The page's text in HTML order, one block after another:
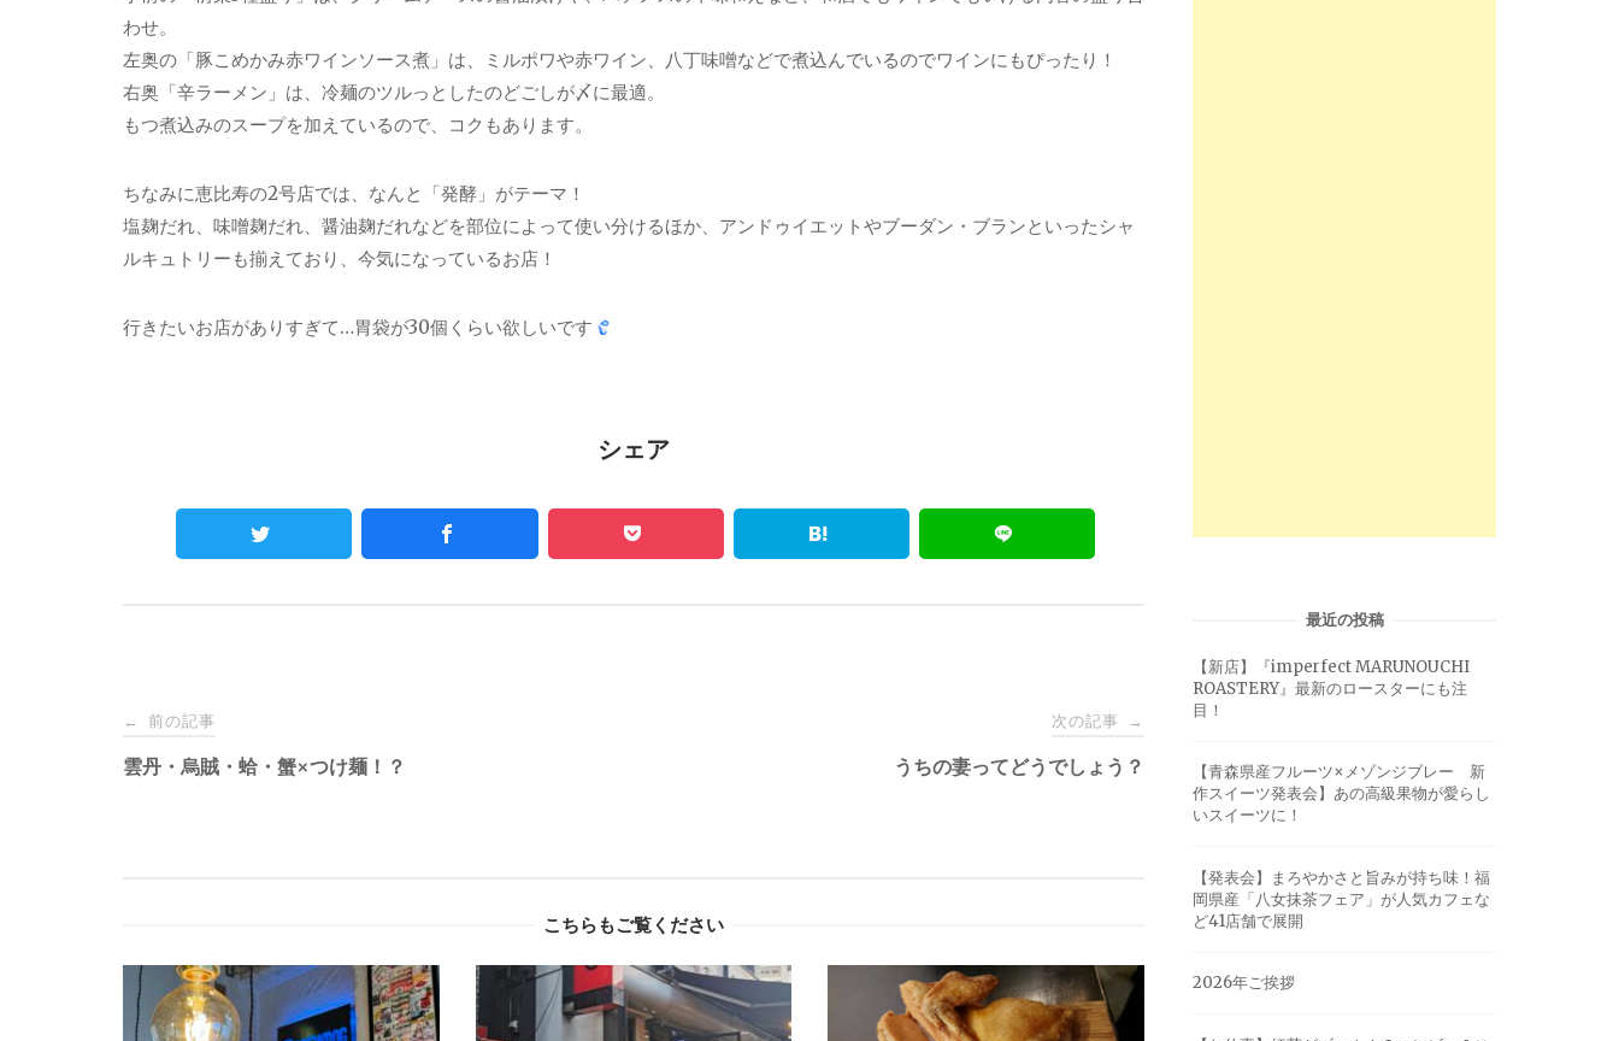
わせ。
左奥の「豚こめかみ赤ワインソース煮」は、ミルポワや赤ワイン、八丁味噌などで煮込んでいるのでワインにもぴったり！
右奥「辛ラーメン」は、冷麺のツルっとしたのどごしが〆に最適。
もつ煮込みのスープを加えているので、コクもあります。
ちなみに恵比寿の2号店では、なんと「発酵」がテーマ！
塩麹だれ、味噌麹だれ、醤油麹だれなどを部位によって使い分けるほか、アンドゥイエットやブーダン・ブランといったシャ
ルキュトリーも揃えており、今気になっているお店！
行きたいお店がありすぎて…胃袋が30個くらい欲しいです
シェア
Post
navigation
← 前の記事
雲丹・烏賊・蛤・蟹×つけ麺！？
次の記事 →
うちの妻ってどうでしょう？
こちらもご覧ください
最近の投稿
【新店】『imperfect MARUNOUCHI
ROASTERY』最新のロースターにも注
目！
【青森県産フルーツ×メゾンジブレー 新
作スイーツ発表会】あの高級果物が愛らし
いスイーツに！
【発表会】まろやかさと旨みが持ち味！福
岡県産「八女抹茶フェア」が人気カフェな
ど41店舗で展開
2026年ご挨拶